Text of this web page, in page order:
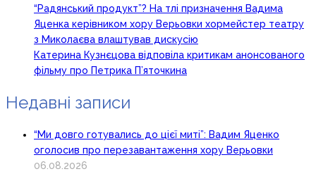
“Радянський продукт”? На тлі призначення Вадима
Яценка керівником хору Верьовки хормейстер театру
з Миколаєва влаштував дискусію
Катерина Кузнєцова відповіла критикам анонсованого
фільму про Петрика П’яточкина
Недавні записи
“Ми довго готувались до цієї миті”: Вадим Яценко
оголосив про перезавантаження хору Верьовки
06.08.2026